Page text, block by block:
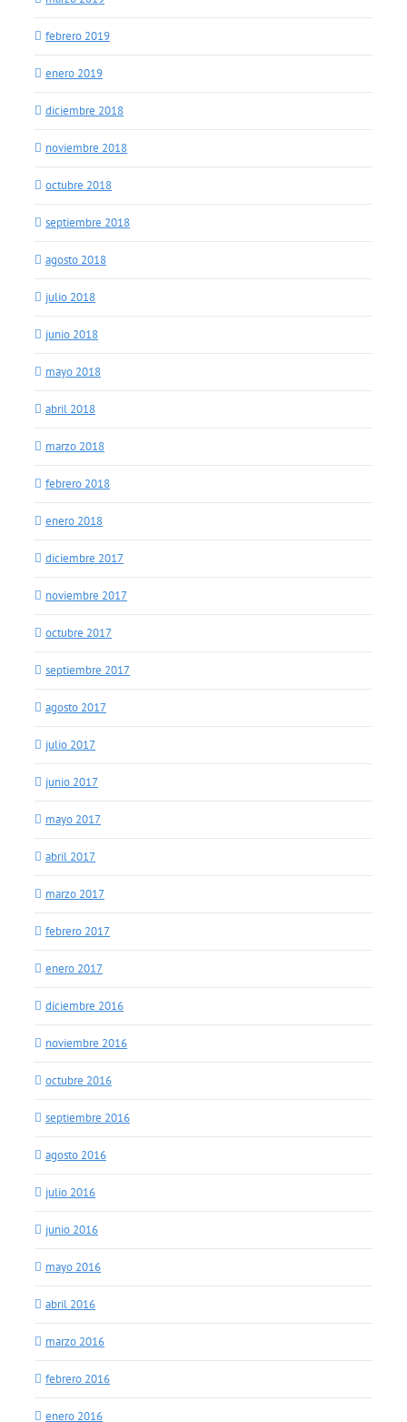
febrero 2019
enero 2019
diciembre 2018
noviembre 2018
octubre 2018
septiembre 2018
agosto 2018
julio 2018
junio 2018
mayo 2018
abril 2018
marzo 2018
febrero 2018
enero 2018
diciembre 2017
noviembre 2017
octubre 2017
septiembre 2017
agosto 2017
julio 2017
junio 2017
mayo 2017
abril 2017
marzo 2017
febrero 2017
enero 2017
diciembre 2016
noviembre 2016
octubre 2016
septiembre 2016
agosto 2016
julio 2016
junio 2016
mayo 2016
abril 2016
marzo 2016
febrero 2016
enero 2016